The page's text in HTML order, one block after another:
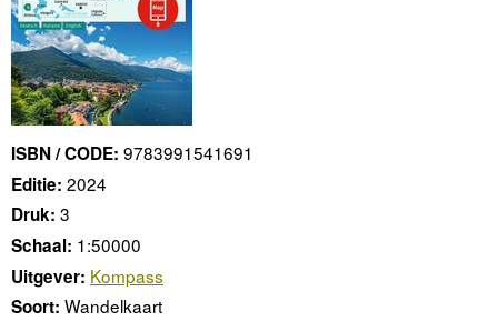
ISBN / CODE: 9783991541691
Editie: 2024
Druk: 3
Schaal: 1:50000
Uitgever: Kompass
Soort: Wandelkaart